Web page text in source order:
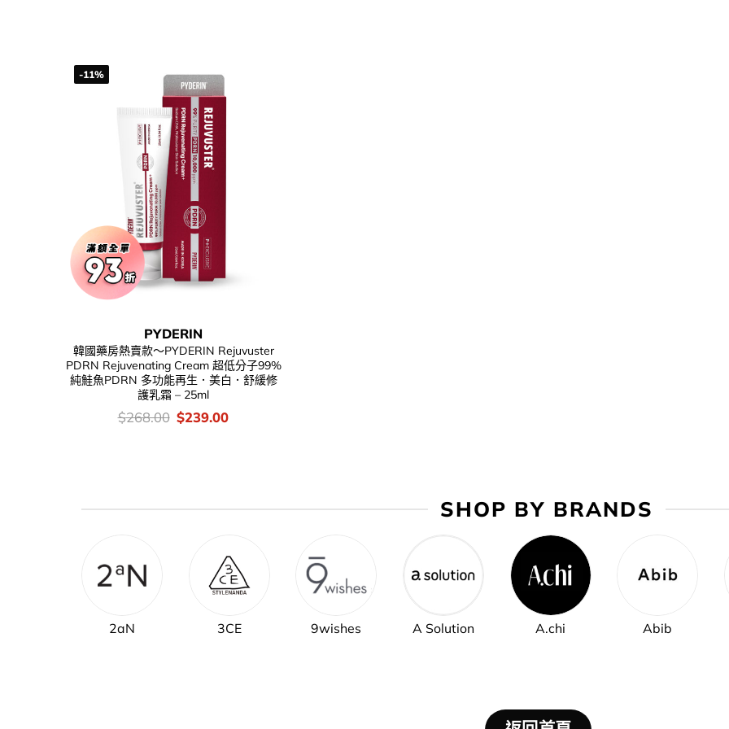
-11%
PYDERIN
韓國藥房熱賣款～PYDERIN Rejuvuster
PDRN Rejuvenating Cream 超低分子99%
純鮭魚PDRN 多功能再生．美白．舒緩修
護乳霜 – 25ml
價
錢：
$268.00 Original
price
$239.00Current
SHOP BY BRANDS
2aN 3CE 9wishes A Solution A.chi Abib